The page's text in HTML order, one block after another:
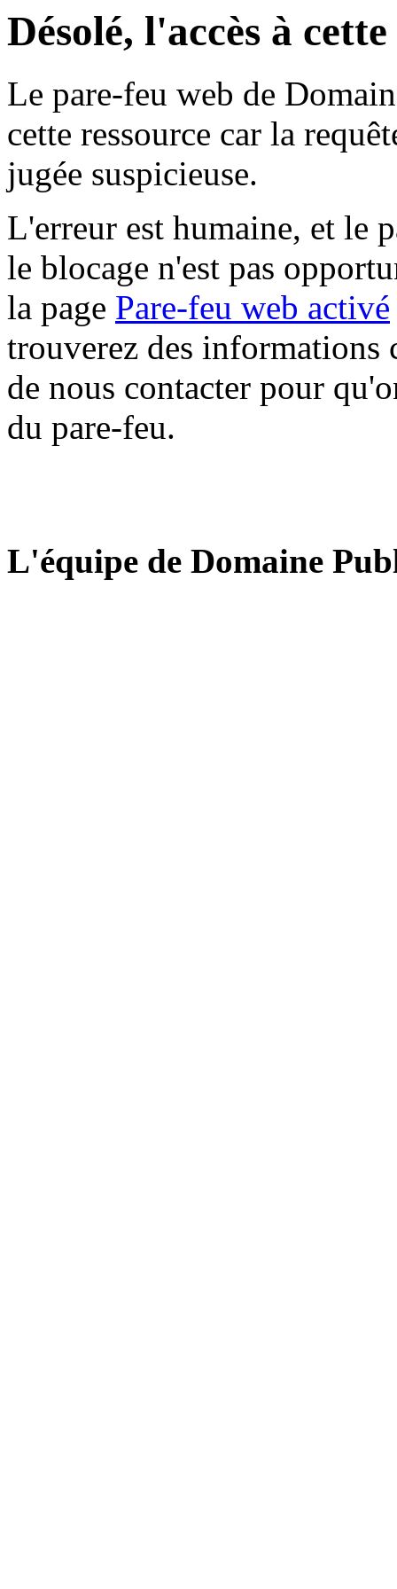
Désolé, l'accès à
Le pare-feu web de
cette ressource car la
jugée suspicieuse.
L'erreur est humaine, et le
le blocage n'est pas
la page Pare-feu web activé
trouverez des informations
de nous contacter pour
du pare-feu.
L'équipe de Domaine